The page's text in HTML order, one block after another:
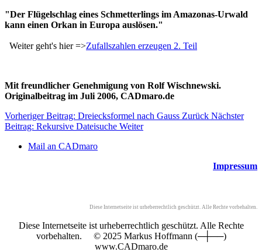
"Der Flügelschlag eines Schmetterlings im Amazonas-Urwald
kann einen Orkan in Europa auslösen."
Weiter geht's hier =>Zufallszahlen erzeugen 2. Teil
Mit freundlicher Genehmigung von Rolf Wischnewski.
Originalbeitrag im Juli 2006, CADmaro.de
Vorheriger Beitrag: Dreiecksformel nach Gauss Zurück Nächster
Beitrag: Rekursive Dateisuche Weiter
Mail an CADmaro
Impressum
Diese Internetseite ist urheberrechtlich geschützt. Alle Rechte vorbehalten.
Diese Internetseite ist urheberrechtlich geschützt. Alle Rechte
vorbehalten. © 2025 Markus Hoffmann (─┼──)
www.CADmaro.de